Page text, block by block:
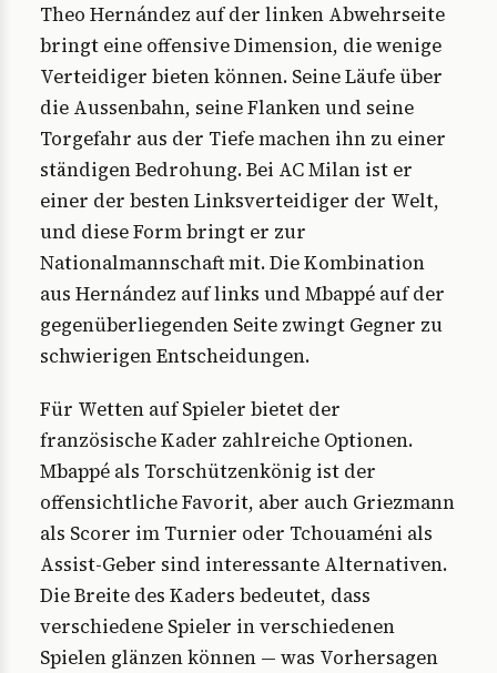
Theo Hernández auf der linken Abwehrseite
bringt eine offensive Dimension, die wenige
Verteidiger bieten können. Seine Läufe über
die Aussenbahn, seine Flanken und seine
Torgefahr aus der Tiefe machen ihn zu einer
ständigen Bedrohung. Bei AC Milan ist er
einer der besten Linksverteidiger der Welt,
und diese Form bringt er zur
Nationalmannschaft mit. Die Kombination
aus Hernández auf links und Mbappé auf der
gegenüberliegenden Seite zwingt Gegner zu
schwierigen Entscheidungen.
Für Wetten auf Spieler bietet der
französische Kader zahlreiche Optionen.
Mbappé als Torschützenkönig ist der
offensichtliche Favorit, aber auch Griezmann
als Scorer im Turnier oder Tchouaméni als
Assist-Geber sind interessante Alternativen.
Die Breite des Kaders bedeutet, dass
verschiedene Spieler in verschiedenen
Spielen glänzen können — was Vorhersagen